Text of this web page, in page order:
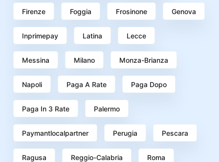
Firenze Foggia Frosinone Genova
Inprimepay Latina Lecce
Messina Milano Monza-Brianza
Napoli Paga A Rate Paga Dopo
Paga In 3 Rate Palermo
Paymantlocalpartner Perugia Pescara
Ragusa Reggio-Calabria Roma